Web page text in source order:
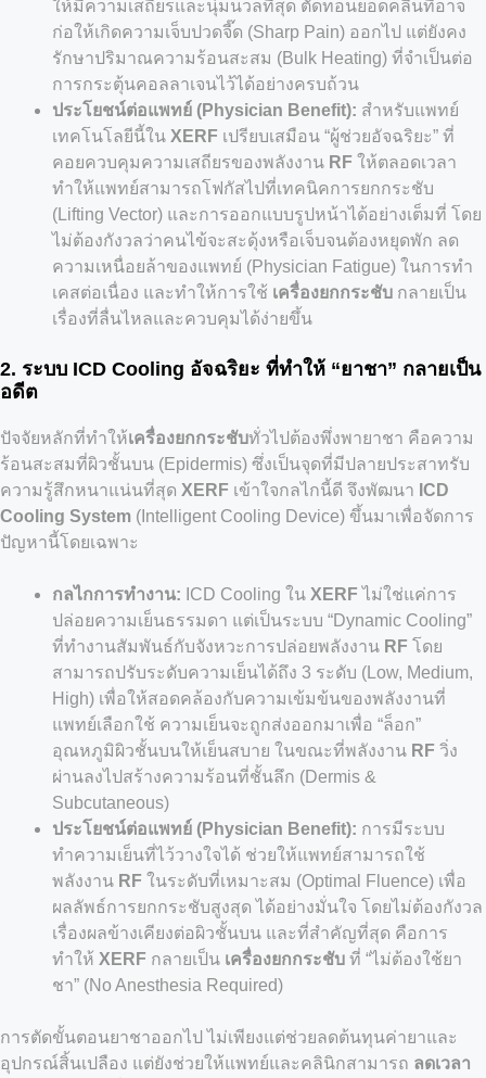
ให้มีความเสถียรและนุ่มนวลที่สุด ตัดทอนยอดคลื่นที่อาจ
ก่อให้เกิดความเจ็บปวดจี๊ด (Sharp Pain) ออกไป แต่ยังคง
รักษาปริมาณความร้อนสะสม (Bulk Heating) ที่จำเป็นต่อ
การกระตุ้นคอลลาเจนไว้ได้อย่างครบถ้วน
ประโยชน์ต่อแพทย์ (Physician Benefit): สำหรับแพทย์
เทคโนโลยีนี้ใน XERF เปรียบเสมือน “ผู้ช่วยอัจฉริยะ” ที่
คอยควบคุมความเสถียรของพลังงาน RF ให้ตลอดเวลา
ทำให้แพทย์สามารถโฟกัสไปที่เทคนิคการยกกระชับ
(Lifting Vector) และการออกแบบรูปหน้าได้อย่างเต็มที่ โดย
ไม่ต้องกังวลว่าคนไข้จะสะดุ้งหรือเจ็บจนต้องหยุดพัก ลด
ความเหนื่อยล้าของแพทย์ (Physician Fatigue) ในการทำ
เคสต่อเนื่อง และทำให้การใช้ เครื่องยกกระชับ กลายเป็น
เรื่องที่ลื่นไหลและควบคุมได้ง่ายขึ้น
2. ระบบ ICD Cooling อัจฉริยะ ที่ทำให้ “ยาชา” กลายเป็น
อดีต
ปัจจัยหลักที่ทำให้เครื่องยกกระชับทั่วไปต้องพึ่งพายาชา คือความ
ร้อนสะสมที่ผิวชั้นบน (Epidermis) ซึ่งเป็นจุดที่มีปลายประสาทรับ
ความรู้สึกหนาแน่นที่สุด XERF เข้าใจกลไกนี้ดี จึงพัฒนา ICD
Cooling System (Intelligent Cooling Device) ขึ้นมาเพื่อจัดการ
ปัญหานี้โดยเฉพาะ
กลไกการทำงาน: ICD Cooling ใน XERF ไม่ใช่แค่การ
ปล่อยความเย็นธรรมดา แต่เป็นระบบ “Dynamic Cooling”
ที่ทำงานสัมพันธ์กับจังหวะการปล่อยพลังงาน RF โดย
สามารถปรับระดับความเย็นได้ถึง 3 ระดับ (Low, Medium,
High) เพื่อให้สอดคล้องกับความเข้มข้นของพลังงานที่
แพทย์เลือกใช้ ความเย็นจะถูกส่งออกมาเพื่อ “ล็อก”
อุณหภูมิผิวชั้นบนให้เย็นสบาย ในขณะที่พลังงาน RF วิ่ง
ผ่านลงไปสร้างความร้อนที่ชั้นลึก (Dermis &
Subcutaneous)
ประโยชน์ต่อแพทย์ (Physician Benefit): การมีระบบ
ทำความเย็นที่ไว้วางใจได้ ช่วยให้แพทย์สามารถใช้
พลังงาน RF ในระดับที่เหมาะสม (Optimal Fluence) เพื่อ
ผลลัพธ์การยกกระชับสูงสุด ได้อย่างมั่นใจ โดยไม่ต้องกังวล
เรื่องผลข้างเคียงต่อผิวชั้นบน และที่สำคัญที่สุด คือการ
ทำให้ XERF กลายเป็น เครื่องยกกระชับ ที่ “ไม่ต้องใช้ยา
ชา” (No Anesthesia Required)
การตัดขั้นตอนยาชาออกไป ไม่เพียงแต่ช่วยลดต้นทุนค่ายาและ
อุปกรณ์สิ้นเปลือง แต่ยังช่วยให้แพทย์และคลินิกสามารถ ลดเวลา